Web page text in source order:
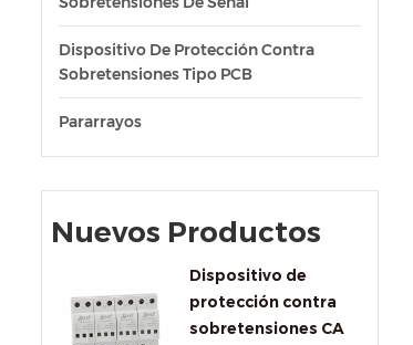
Dispositivo De Protección Contra
Sobretensiones Tipo PCB
Pararrayos
Nuevos Productos
Dispositivo de
protección contra
sobretensiones CA